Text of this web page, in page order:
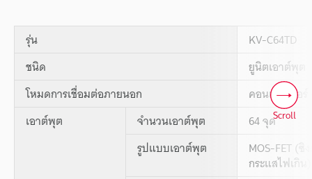
รุ่น
KV-C64TD
ชนิด
ยูนิตเอาต์พุต
โหมดการเชื่อมต่อภายนอก
คอนเนคเตอ
เอาต์พุต
จำนวนเอาต์พุต
64 จุด
รูปแบบเอาต์พุต
MOS-FET (
กระแสไฟเกิน)
Scroll